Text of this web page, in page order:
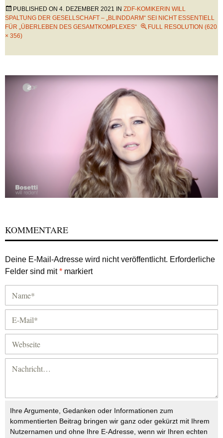
PUBLISHED ON 4. DEZEMBER 2021 IN ZDF-KOMIKERIN WILL
SPALTUNG DER GESELLSCHAFT – „BLINDDARM“ SEI NICHT ESSENTIELL
FÜR „ÜBERLEBEN DES GESAMTKOMPLEXES“
FULL RESOLUTION (620
× 356)
KOMMENTARE
Deine E-Mail-Adresse wird nicht veröffentlicht. Erforderliche
Felder sind mit* markiert
Ihre Argumente, Gedanken oder Informationen zum
kommentierten Beitrag bringen wir ganz oder gekürzt mit Ihrem
Nutzernamen und ohne Ihre E-Adresse, wenn wir Ihren echten